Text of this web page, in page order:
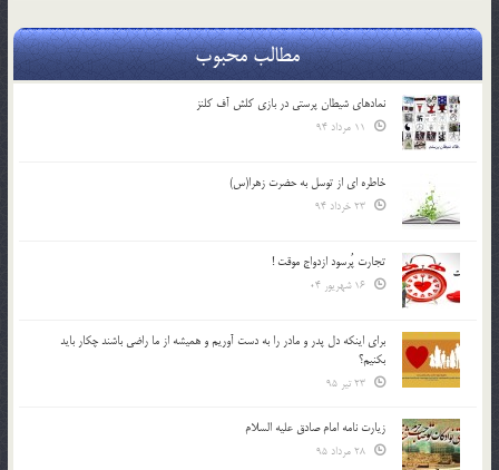
مطالب محبوب
نمادهای شیطان پرستی در بازی کلش آف کلنز
خاطره ای از توسل به حضرت زهرا(س)
تجارت پُرسود ازدواج موقت !
براي اينكه دل پدر و مادر را به دست آوريم و هميشه از ما راضي باشند چكار بايد
بكنيم؟
زیارت نامه امام صادق علیه السلام